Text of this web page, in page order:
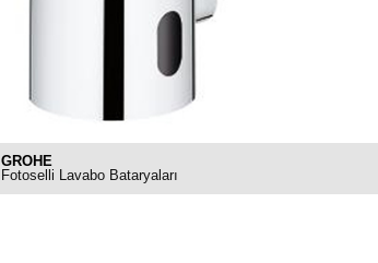
GROHE
Fotoselli Lavabo Bataryaları